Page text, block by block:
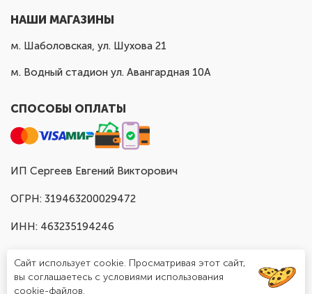
НАШИ МАГАЗИНЫ
м. Шаболовская, ул. Шухова 21
м. Водный стадион ул. Авангардная 10А
СПОСОБЫ ОПЛАТЫ
ИП Сергеев Евгений Викторович
ОГРН: 319463200029472
ИНН: 463235194246
Сайт использует cookie. Просматривая этот сайт,
вы соглашаетесь с условиями использования
cookie-файлов.